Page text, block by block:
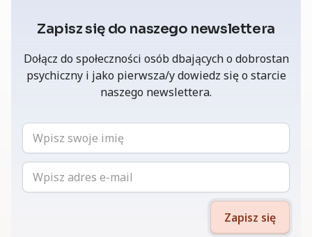
Zapisz się do naszego newslettera
Dołącz do społeczności osób dbających o dobrostan
psychiczny i jako pierwsza/y dowiedz się o starcie
naszego newslettera.